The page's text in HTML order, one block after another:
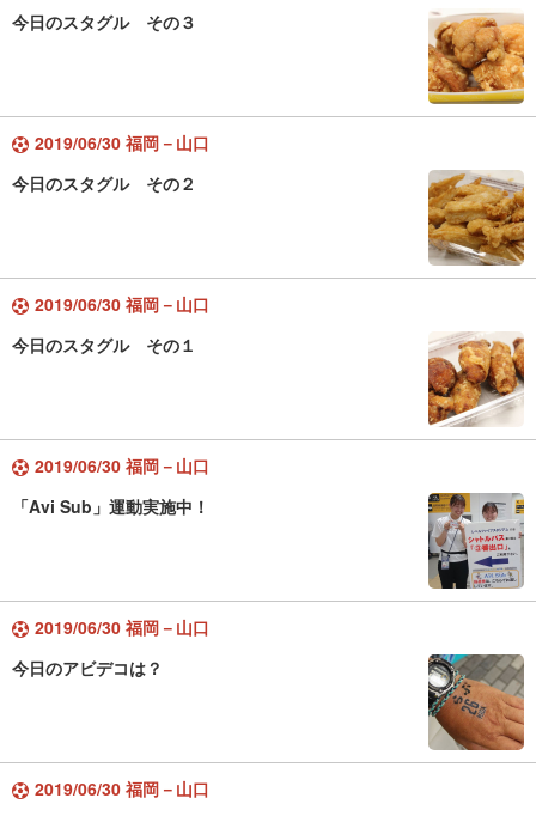
今日のスタグル その３
2019/06/30 福岡－山口
今日のスタグル その２
2019/06/30 福岡－山口
今日のスタグル その１
2019/06/30 福岡－山口
「Avi Sub」運動実施中！
2019/06/30 福岡－山口
今日のアビデコは？
2019/06/30 福岡－山口